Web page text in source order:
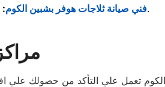
فني صيانة ثلاجات هوفر بشبين الكوم: لطلب خبير متخصص في شحن الفريون وإصلاح الموتور وتغيير الجوانات.
تعمل علي التأكد من حصولك